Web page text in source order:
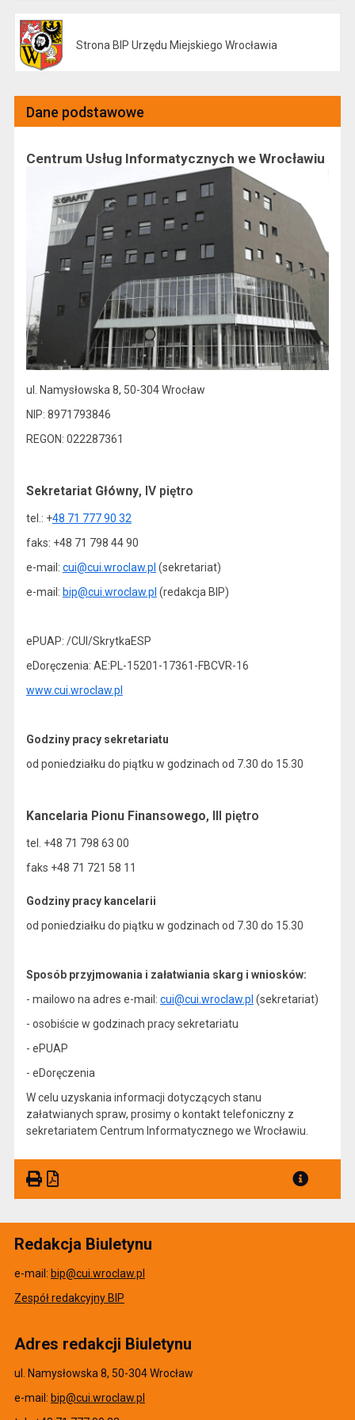
Strona BIP Urzędu Miejskiego Wrocławia
Dane podstawowe
Centrum Usług Informatycznych we Wrocławiu
ul. Namysłowska 8, 50-304 Wrocław
NIP: 8971793846
REGON: 022287361
Sekretariat Główny, IV piętro
tel.: +48 71 777 90 32
faks: +48 71 798 44 90
e-mail: cui@cui.wroclaw.pl (sekretariat)
e-mail: bip@cui.wroclaw.pl (redakcja BIP)
ePUAP: /CUI/SkrytkaESP
eDoręczenia: AE:PL-15201-17361-FBCVR-16
www.cui.wroclaw.pl
Godziny pracy sekretariatu
od poniedziałku do piątku w godzinach od 7.30 do 15.30
Kancelaria Pionu Finansowego, III piętro
tel. +48 71 798 63 00
faks +48 71 721 58 11
Godziny pracy kancelarii
od poniedziałku do piątku w godzinach od 7.30 do 15.30
Sposób przyjmowania i załatwiania skarg i wniosków:
- mailowo na adres e-mail: cui@cui.wroclaw.pl (sekretariat)
- osobiście w godzinach pracy sekretariatu
- ePUAP
- eDoręczenia
W celu uzyskania informacji dotyczących stanu
załatwianych spraw, prosimy o kontakt telefoniczny z
sekretariatem Centrum Informatycznego we Wrocławiu.
Redakcja Biuletynu
e-mail: bip@cui.wroclaw.pl
Zespół redakcyjny BIP
Adres redakcji Biuletynu
ul. Namysłowska 8, 50-304 Wrocław
e-mail: bip@cui.wroclaw.pl